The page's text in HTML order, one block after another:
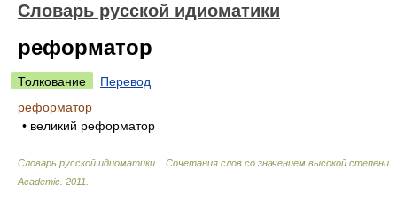
Словарь русской идиоматики
реформатор
Толкование
Перевод
реформатор
• великий реформатор
Словарь русской идиоматики. . Сочетания слов со значением высокой степени
Academic 2011